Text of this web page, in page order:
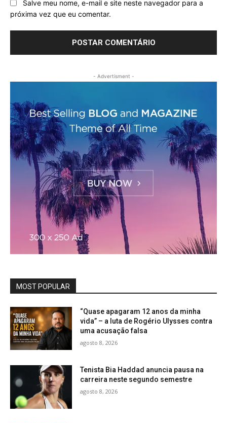
Salve meu nome, e-mail e site neste navegador para a
próxima vez que eu comentar.
- Advertisment -
MOST POPULAR
“Quase apagaram 12 anos da minha
vida” – a luta de Rogério Ulysses contra
uma acusação falsa
agosto 8, 2026
Tenista Bia Haddad anuncia pausa na
carreira neste segundo semestre
agosto 8, 2026